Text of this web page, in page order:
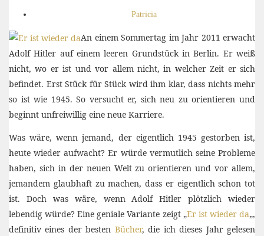
Patricia
An einem Sommertag im Jahr 2011 erwacht
Adolf Hitler auf einem leeren Grundstück in Berlin. Er weiß
nicht, wo er ist und vor allem nicht, in welcher Zeit er sich
befindet. Erst Stück für Stück wird ihm klar, dass nichts mehr
so ist wie 1945. So versucht er, sich neu zu orientieren und
beginnt unfreiwillig eine neue Karriere.
Was wäre, wenn jemand, der eigentlich 1945 gestorben ist,
heute wieder aufwacht? Er würde vermutlich seine Probleme
haben, sich in der neuen Welt zu orientieren und vor allem,
jemandem glaubhaft zu machen, dass er eigentlich schon tot
ist. Doch was wäre, wenn Adolf Hitler plötzlich wieder
lebendig würde? Eine geniale Variante zeigt „Er ist wieder da„,
definitiv eines der besten Bücher, die ich dieses Jahr gelesen